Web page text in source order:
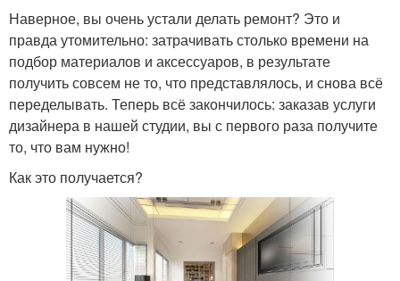
Наверное, вы очень устали делать ремонт? Это и
правда утомительно: затрачивать столько времени на
подбор материалов и аксессуаров, в результате
получить совсем не то, что представлялось, и снова всё
переделывать. Теперь всё закончилось: заказав услуги
дизайнера в нашей студии, вы с первого раза получите
то, что вам нужно!
Как это получается?